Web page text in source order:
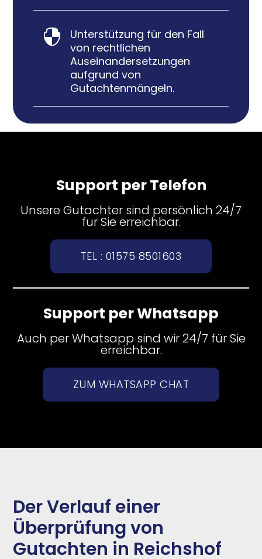

Unterstützung für den Fall
von rechtlichen
Auseinandersetzungen
aufgrund von
Gutachtenmängeln.
Support per Telefon
Unsere Gutachter sind persönlich 24/7
für Sie erreichbar.
TEL : 01575 8501603
Support per Whatsapp
Auch per Whatsapp sind wir 24/7 für Sie
erreichbar.
ZUM WHATSAPP CHAT
Der Verlauf einer
Überprüfung von
Gutachten in Reichshof